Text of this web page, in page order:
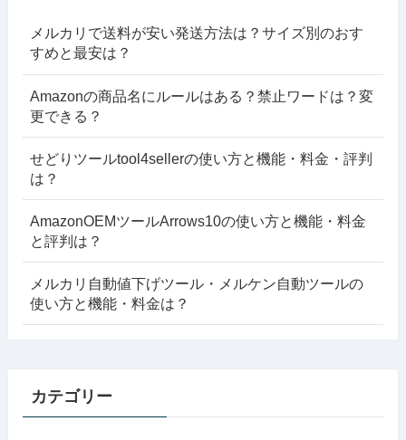
メルカリで送料が安い発送方法は？サイズ別のおす
すめと最安は？
Amazonの商品名にルールはある？禁止ワードは？変
更できる？
せどりツールtool4sellerの使い方と機能・料金・評判
は？
AmazonOEMツールArrows10の使い方と機能・料金
と評判は？
メルカリ自動値下げツール・メルケン自動ツールの
使い方と機能・料金は？
カテゴリー